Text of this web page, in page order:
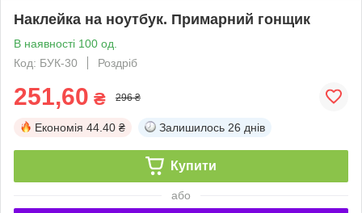
Наклейка на ноутбук. Примарний гонщик
В наявності 100 од.
Код: БУК-30
Роздріб
251,60 ₴ 296 ₴
Економія 44.40 ₴ Залишилось 26 днів
Купити
або